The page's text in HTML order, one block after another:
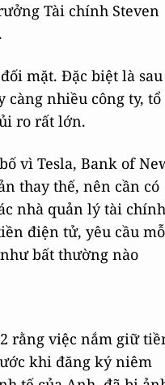
Tài chính Steven
mặt. Đặc biệt là sau
nhiều công ty, tổ
ro rất lớn.
vì Tesla, Bank of
thay thế, nên cần có
nhà quản lý tài chính
điện tử, yêu cầu
bất thường nào
rằng việc nắm giữ
khi đăng ký niêm